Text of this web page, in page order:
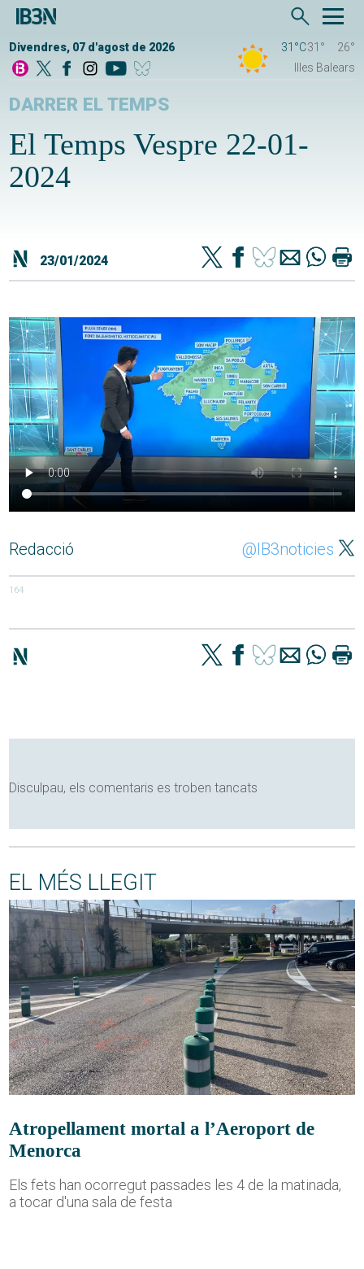
Divendres, 07 d'agost de 2026 31°C31°
26°
Illes Balears
DARRER EL TEMPS
El Temps Vespre 22-01-
2024
23/01/2024
Redacció @IB3noticies
164
Disculpau, els comentaris es troben tancats
EL MÉS LLEGIT
Atropellament mortal a l’Aeroport de
Menorca
Els fets han ocorregut passades les 4 de la matinada,
a tocar d'una sala de festa